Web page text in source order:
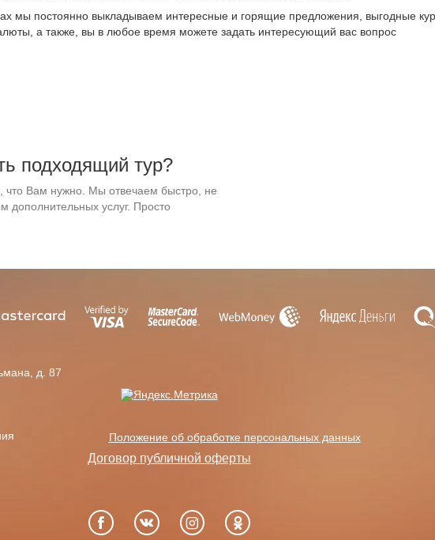
мы постоянно выкладываем интересные и горящие предложения, выгодные
а также, вы в любое время можете задать интересующий вас вопрос
подходящий тур?
что Вам нужно. Мы отвечаем быстро, не
дополнительных услуг. Просто
д. 87
Положение об обработке персональных данных
Договор публичной оферты